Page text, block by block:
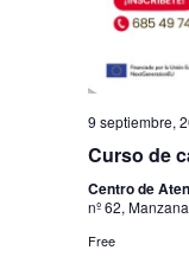
9 septiembre,
Curso de
Centro de
nº 62,
Free